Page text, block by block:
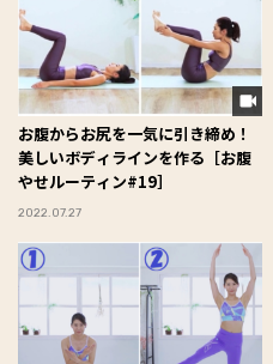
お腹からお尻を一気に引き締め！
美しいボディラインを作る［お腹
やせルーティン#19］
2022.07.27